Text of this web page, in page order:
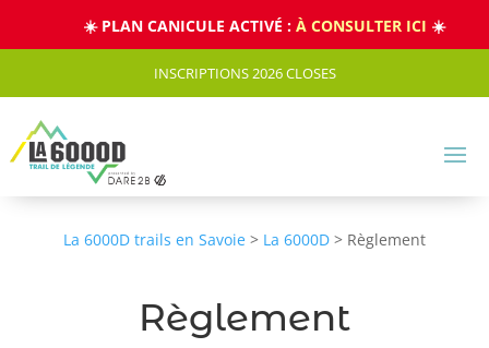
☀️ PLAN CANICULE ACTIVÉ : À CONSULTER ICI ☀️
INSCRIPTIONS 2026 CLOSES
La 6000D trails en Savoie > La 6000D > Règlement
Règlement